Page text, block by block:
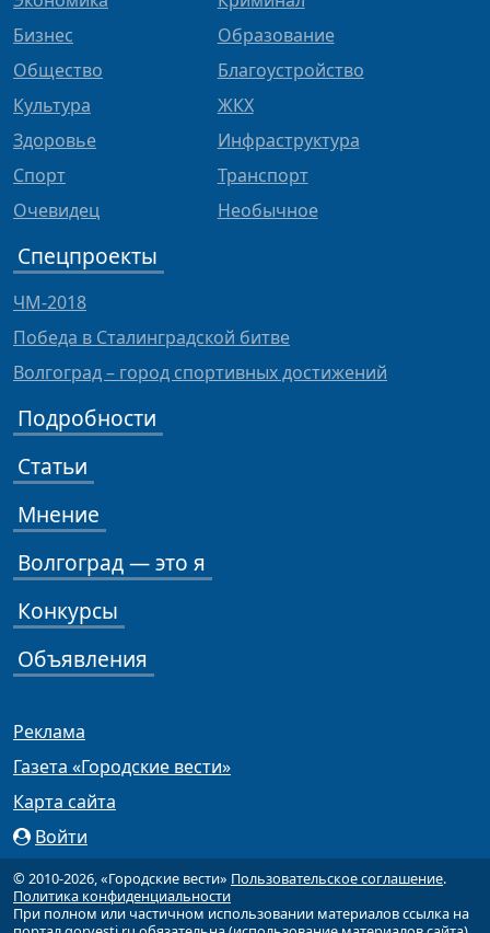
Бизнес
Общество
Культура
Здоровье
Спорт
Очевидец
Образование
Благоустройство
ЖКХ
Инфраструктура
Транспорт
Необычное
Спецпроекты
ЧМ-2018
Победа в Сталинградской битве
Волгоград – город спортивных достижений
Подробности
Статьи
Мнение
Волгоград — это я
Конкурсы
Объявления
Реклама
Газета «Городские вести»
Карта сайта
Войти
© 2010-2026, «Городские вести» Пользовательское соглашение.
Политика конфиденциальности
При полном или частичном использовании материалов ссылка на